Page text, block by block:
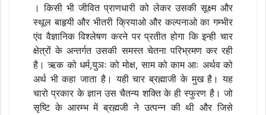
। किसी भी जीवित प्राणधारी को लेकर उसकी सूक्ष्म और
स्थूल बाहृयी और भीतरी क्रियाओ और कल्पनाओ का गम्भीर
एंव वैज्ञानिक विश्लेषण करने पर प्रतीत होगा कि इन्ही चार
क्षेत्रों के अन्तर्गत उसकी समस्त चेतना परिभ्रमण कर रही
है। ऋक को धर्म,युञः को मोक्ष, साम को काम आः अर्थव को
अर्थ भी कहा जाता है। यही चार ब्रह्माजी के मुख है। यह
चारो प्रकार के ज्ञान उस चैतन्य शक्ति के ही स्फुरण है। जो
सृष्टि के आरम्भ में ब्रह्मजी ने उत्पन्न की थी और जिसे